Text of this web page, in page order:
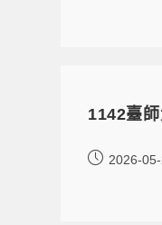
1142臺
2026-05-